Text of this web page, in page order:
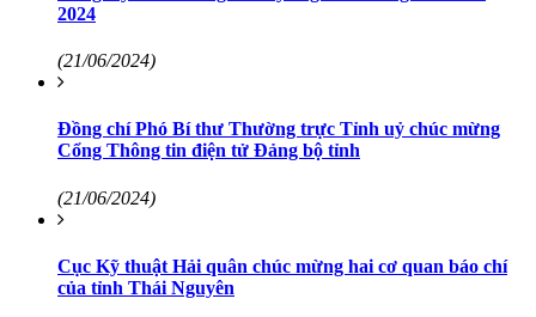
2024
(21/06/2024)
Đồng chí Phó Bí thư Thường trực Tỉnh uỷ chúc mừng
Cổng Thông tin điện tử Đảng bộ tỉnh
(21/06/2024)
Cục Kỹ thuật Hải quân chúc mừng hai cơ quan báo chí
của tỉnh Thái Nguyên